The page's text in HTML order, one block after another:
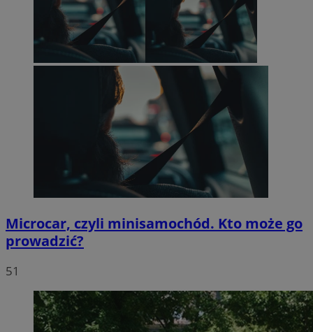
Microcar, czyli minisamochód. Kto może go
prowadzić?
51